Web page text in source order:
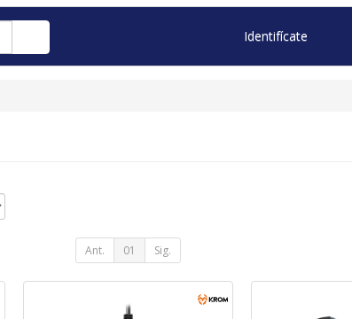
Identifícate
Ant. 01 Sig.